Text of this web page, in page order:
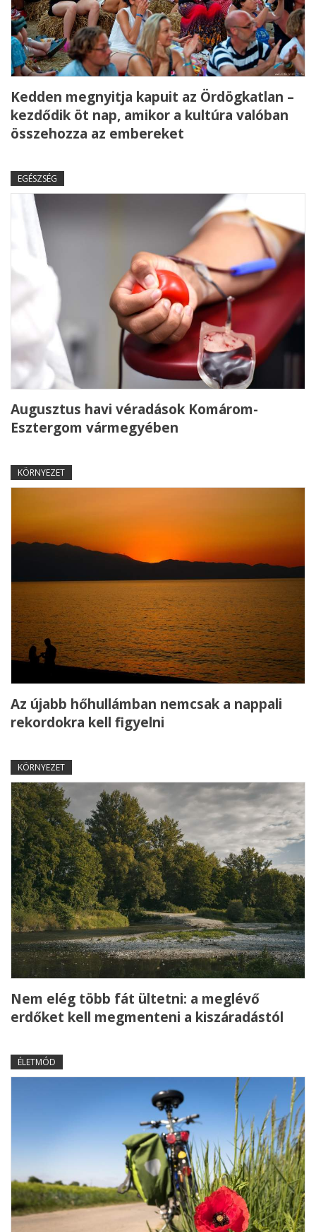
Kedden megnyitja kapuit az Ördögkatlan –
kezdődik öt nap, amikor a kultúra valóban
összehozza az embereket
EGÉSZSÉG
Augusztus havi véradások Komárom-
Esztergom vármegyében
KÖRNYEZET
Az újabb hőhullámban nemcsak a nappali
rekordokra kell figyelni
KÖRNYEZET
Nem elég több fát ültetni: a meglévő
erdőket kell megmenteni a kiszáradástól
ÉLETMÓD